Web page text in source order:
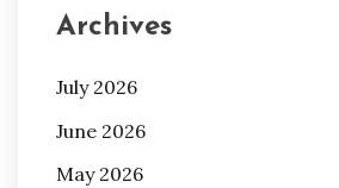
Archives
July 2026
June 2026
May 2026